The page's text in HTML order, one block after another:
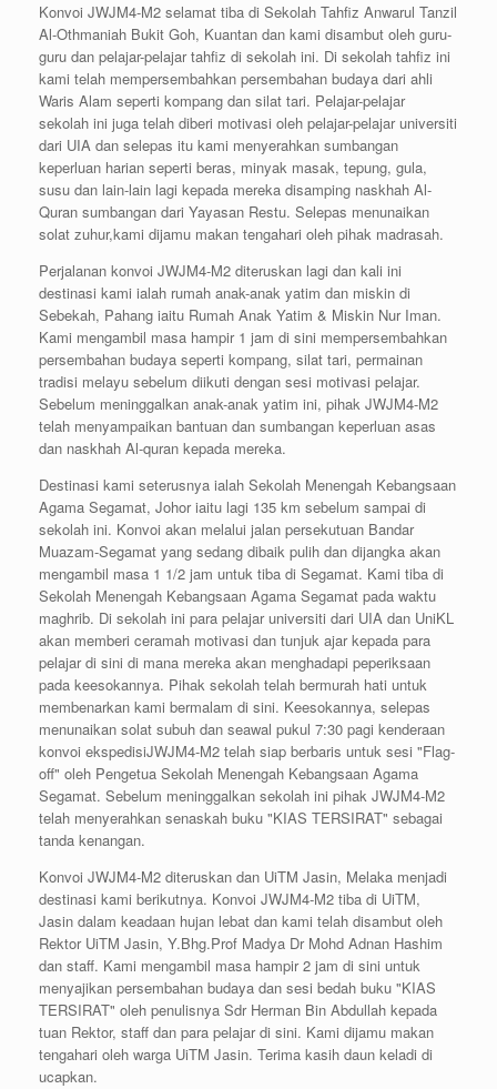
Konvoi JWJM4-M2 selamat tiba di Sekolah Tahfiz Anwarul Tanzil
Al-Othmaniah Bukit Goh, Kuantan dan kami disambut oleh guru-
guru dan pelajar-pelajar tahfiz di sekolah ini. Di sekolah tahfiz ini
kami telah mempersembahkan persembahan budaya dari ahli
Waris Alam seperti kompang dan silat tari. Pelajar-pelajar
sekolah ini juga telah diberi motivasi oleh pelajar-pelajar universiti
dari UIA dan selepas itu kami menyerahkan sumbangan
keperluan harian seperti beras, minyak masak, tepung, gula,
susu dan lain-lain lagi kepada mereka disamping naskhah Al-
Quran sumbangan dari Yayasan Restu. Selepas menunaikan
solat zuhur,kami dijamu makan tengahari oleh pihak madrasah.
Perjalanan konvoi JWJM4-M2 diteruskan lagi dan kali ini
destinasi kami ialah rumah anak-anak yatim dan miskin di
Sebekah, Pahang iaitu Rumah Anak Yatim & Miskin Nur Iman.
Kami mengambil masa hampir 1 jam di sini mempersembahkan
persembahan budaya seperti kompang, silat tari, permainan
tradisi melayu sebelum diikuti dengan sesi motivasi pelajar.
Sebelum meninggalkan anak-anak yatim ini, pihak JWJM4-M2
telah menyampaikan bantuan dan sumbangan keperluan asas
dan naskhah Al-quran kepada mereka.
Destinasi kami seterusnya ialah Sekolah Menengah Kebangsaan
Agama Segamat, Johor iaitu lagi 135 km sebelum sampai di
sekolah ini. Konvoi akan melalui jalan persekutuan Bandar
Muazam-Segamat yang sedang dibaik pulih dan dijangka akan
mengambil masa 1 1/2 jam untuk tiba di Segamat. Kami tiba di
Sekolah Menengah Kebangsaan Agama Segamat pada waktu
maghrib. Di sekolah ini para pelajar universiti dari UIA dan UniKL
akan memberi ceramah motivasi dan tunjuk ajar kepada para
pelajar di sini di mana mereka akan menghadapi peperiksaan
pada keesokannya. Pihak sekolah telah bermurah hati untuk
membenarkan kami bermalam di sini. Keesokannya, selepas
menunaikan solat subuh dan seawal pukul 7:30 pagi kenderaan
konvoi ekspedisiJWJM4-M2 telah siap berbaris untuk sesi "Flag-
off" oleh Pengetua Sekolah Menengah Kebangsaan Agama
Segamat. Sebelum meninggalkan sekolah ini pihak JWJM4-M2
telah menyerahkan senaskah buku "KIAS TERSIRAT" sebagai
tanda kenangan.
Konvoi JWJM4-M2 diteruskan dan UiTM Jasin, Melaka menjadi
destinasi kami berikutnya. Konvoi JWJM4-M2 tiba di UiTM,
Jasin dalam keadaan hujan lebat dan kami telah disambut oleh
Rektor UiTM Jasin, Y.Bhg.Prof Madya Dr Mohd Adnan Hashim
dan staff. Kami mengambil masa hampir 2 jam di sini untuk
menyajikan persembahan budaya dan sesi bedah buku "KIAS
TERSIRAT" oleh penulisnya Sdr Herman Bin Abdullah kepada
tuan Rektor, staff dan para pelajar di sini. Kami dijamu makan
tengahari oleh warga UiTM Jasin. Terima kasih daun keladi di
ucapkan.